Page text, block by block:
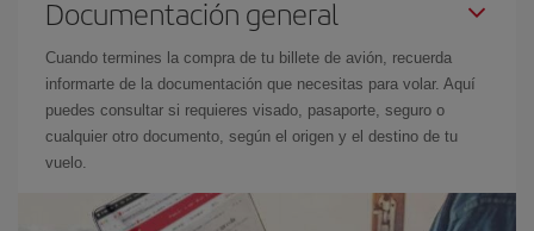
Documentación general
Cuando termines la compra de tu billete de avión, recuerda
informarte de la documentación que necesitas para volar. Aquí
puedes consultar si requieres visado, pasaporte, seguro o
cualquier otro documento, según el origen y el destino de tu
vuelo.